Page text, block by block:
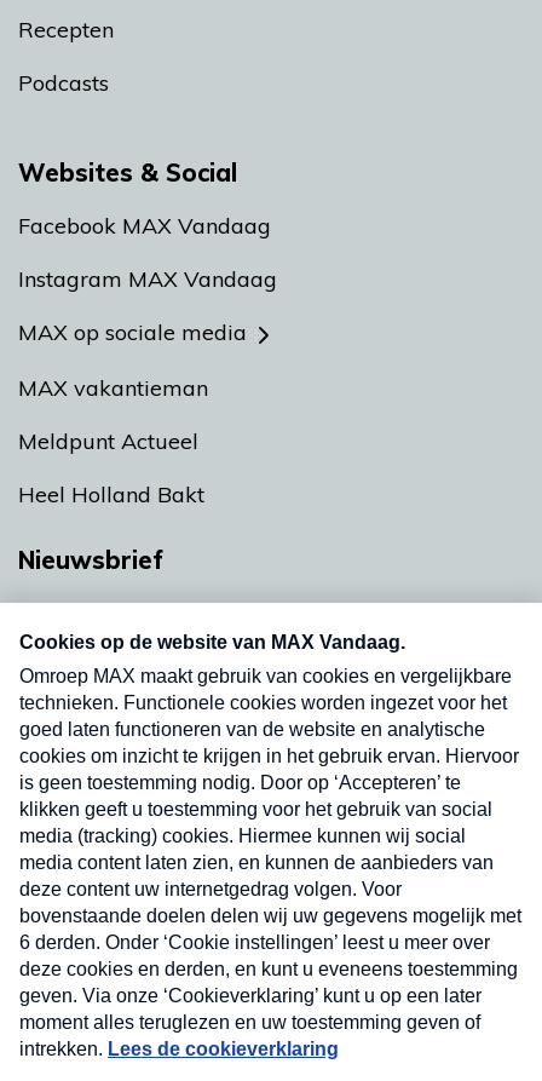
Recepten
Podcasts
Websites & Social
Facebook MAX Vandaag
Instagram MAX Vandaag
MAX op sociale media
MAX vakantieman
Meldpunt Actueel
Heel Holland Bakt
Nieuwsbrief
nieuwsbrief. Elke vrijdag- en dinsdagochtend in
uw mailbox.
Verzend
Nieuwsbrief
Neem hier een gratis abonnement op onze
nieuwsbrief. Elke vrijdag- en dinsdagochtend in uw